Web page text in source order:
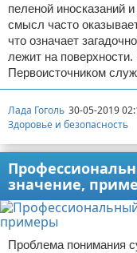
пеленой иносказаний
смысл часто
что означает
лежит на
Первоисточником
Лада Гоголь 30-05-2019
Здоровье и безопасность
значение,
Проблема понимания